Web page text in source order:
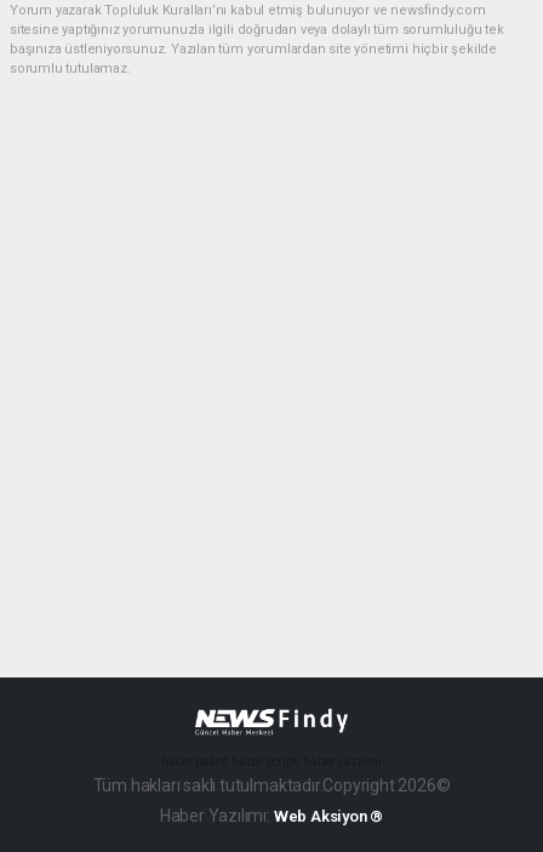
Yorum yazarak Topluluk Kuralları’nı kabul etmiş bulunuyor ve newsfindy.com
sitesine yaptığınız yorumunuzla ilgili doğrudan veya dolaylı tüm sorumluluğu tek
başınıza üstleniyorsunuz. Yazılan tüm yorumlardan site yönetimi hiçbir şekilde
sorumlu tutulamaz.
Tüm hakları saklı tutulmaktadır.Copyright 2026©
Haber Yazılımı: Web Aksiyon ®